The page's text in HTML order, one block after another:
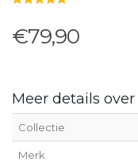
€79,90
Meer details
Collectie
Merk